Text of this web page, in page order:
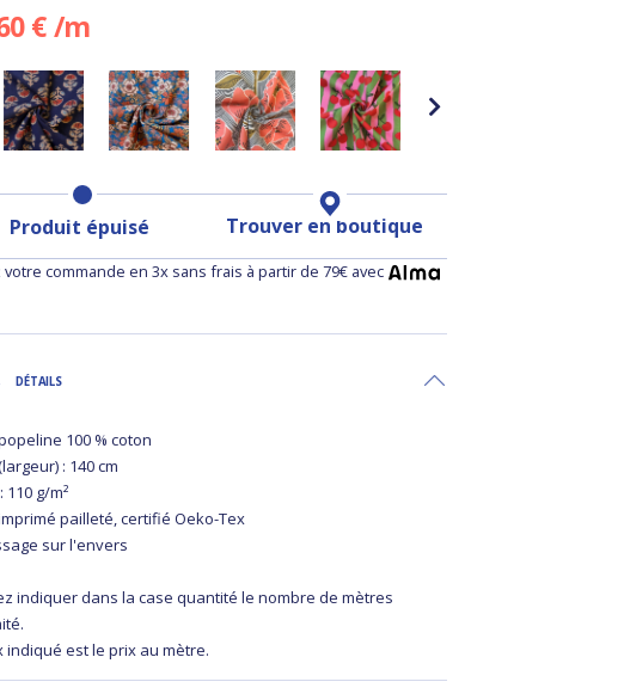
€ /m
Produit épuisé Trouver en boutique
votre commande en 3x sans frais à partir de 79€ avec
DÉTAILS
100 % coton
: 140 cm
110 g/m²
pailleté, certifié Oeko-Tex
sur l'envers
indiquer dans la case quantité le nombre de mètres
indiqué est le prix au mètre.